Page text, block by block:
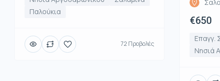
Παλούκια
72 Προβολές
€650
Επαγγ.
Νησιά